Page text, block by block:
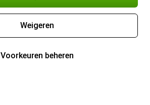
Weigeren
Voorkeuren beheren